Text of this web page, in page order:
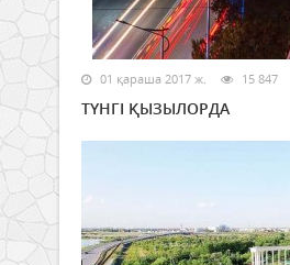
01 қараша 2017 ж. 15 847
ТҮНГІ ҚЫЗЫЛОРДА